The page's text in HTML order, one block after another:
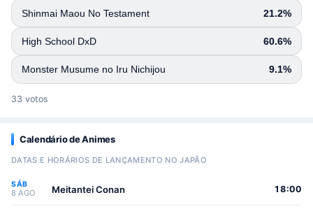
Shinmai Maou No Testament 21.2%
High School DxD 60.6%
Monster Musume no Iru Nichijou 9.1%
33 votos
Calendário de Animes
DATAS E HORÁRIOS DE LANÇAMENTO NO JAPÃO
SÁB
8 AGO Meitantei Conan 18:00